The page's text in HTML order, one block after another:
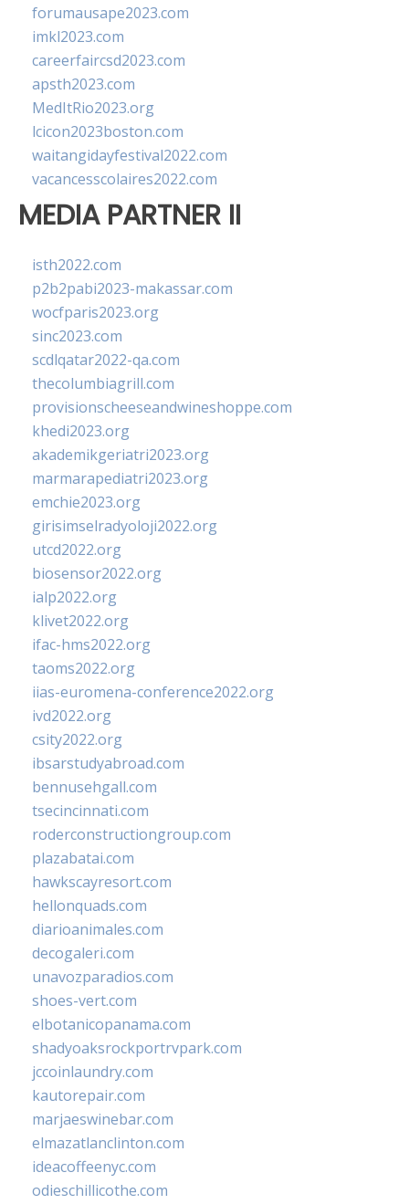
forumausape2023.com
imkl2023.com
careerfaircsd2023.com
apsth2023.com
MedItRio2023.org
lcicon2023boston.com
waitangidayfestival2022.com
vacancesscolaires2022.com
MEDIA PARTNER II
isth2022.com
p2b2pabi2023-makassar.com
wocfparis2023.org
sinc2023.com
scdlqatar2022-qa.com
thecolumbiagrill.com
provisionscheeseandwineshoppe.com
khedi2023.org
akademikgeriatri2023.org
marmarapediatri2023.org
emchie2023.org
girisimselradyoloji2022.org
utcd2022.org
biosensor2022.org
ialp2022.org
klivet2022.org
ifac-hms2022.org
taoms2022.org
iias-euromena-conference2022.org
ivd2022.org
csity2022.org
ibsarstudyabroad.com
bennusehgall.com
tsecincinnati.com
roderconstructiongroup.com
plazabatai.com
hawkscayresort.com
hellonquads.com
diarioanimales.com
decogaleri.com
unavozparadios.com
shoes-vert.com
elbotanicopanama.com
shadyoaksrockportrvpark.com
jccoinlaundry.com
kautorepair.com
marjaeswinebar.com
elmazatlanclinton.com
ideacoffeenyc.com
odieschillicothe.com